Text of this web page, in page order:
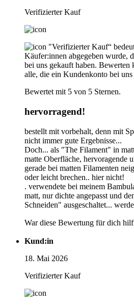
Verifizierter Kauf
"Verifizierter Kauf“
Käufer:innen abgegeben wurde,
bei uns gekauft haben. Bewerten
alle, die ein Kundenkonto bei uns
Bewertet mit 5 von 5 Sternen.
hervorragend!
bestellt mit vorbehalt, denn mit
nicht immer gute Ergebnisse...
Doch... als "The Filament" in
matte Oberfläche, hervoragende
gerade bei matten Filamenten
oder leicht brechen.. hier nicht!
. verwendete bei meinem
matt, nur dichte angepasst und
Schneiden" ausgeschaltet...
War diese Bewertung für dich
Kund:in
18. Mai 2026
Verifizierter Kauf